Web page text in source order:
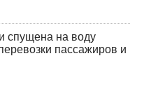
спущена на воду
пассажиров и